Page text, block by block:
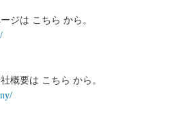
ジは こちら から。
概要は こちら から。